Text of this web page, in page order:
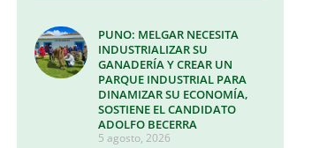
PUNO: MELGAR NECESITA
INDUSTRIALIZAR SU
GANADERÍA Y CREAR UN
PARQUE INDUSTRIAL PARA
DINAMIZAR SU ECONOMÍA,
SOSTIENE EL CANDIDATO
ADOLFO BECERRA
5 agosto, 2026